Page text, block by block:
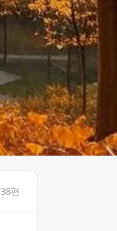
38편